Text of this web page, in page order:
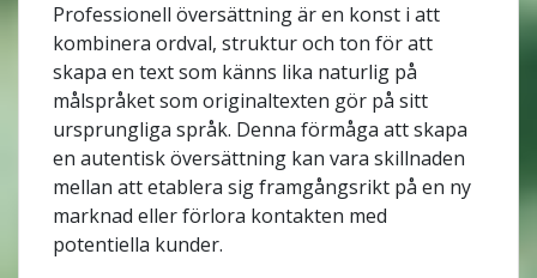
Professionell översättning är en konst i att
kombinera ordval, struktur och ton för att
skapa en text som känns lika naturlig på
målspråket som originaltexten gör på sitt
ursprungliga språk. Denna förmåga att skapa
en autentisk översättning kan vara skillnaden
mellan att etablera sig framgångsrikt på en ny
marknad eller förlora kontakten med
potentiella kunder.